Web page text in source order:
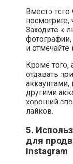
Вместо того
Заходите к
фотографии,
и отмечайте
Кроме того,
отдавать
другими
хороший
лайков.
5.
для
Instagram